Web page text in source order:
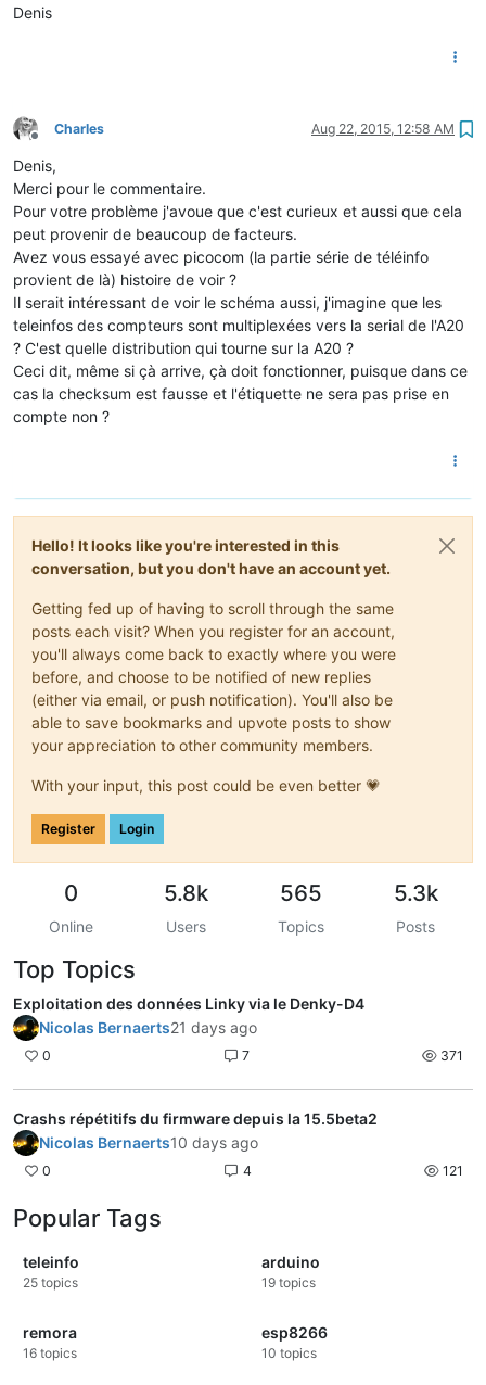
Denis
Offline
Charles Aug 22, 2015, 12:58 AM
Denis,
Merci pour le commentaire.
Pour votre problème j'avoue que c'est curieux et aussi que cela
peut provenir de beaucoup de facteurs.
Avez vous essayé avec picocom (la partie série de téléinfo
provient de là) histoire de voir ?
Il serait intéressant de voir le schéma aussi, j'imagine que les
teleinfos des compteurs sont multiplexées vers la serial de l'A20
? C'est quelle distribution qui tourne sur la A20 ?
Ceci dit, même si çà arrive, çà doit fonctionner, puisque dans ce
cas la checksum est fausse et l'étiquette ne sera pas prise en
compte non ?
Hello! It looks like you're interested in this
conversation, but you don't have an account yet.
Getting fed up of having to scroll through the same
posts each visit? When you register for an account,
you'll always come back to exactly where you were
before, and choose to be notified of new replies
(either via email, or push notification). You'll also be
able to save bookmarks and upvote posts to show
your appreciation to other community members.
With your input, this post could be even better 💗
Register Login
0
Online
5.8k
Users
565
Topics
5.3k
Posts
Top Topics
Exploitation des données Linky via le Denky-D4
Nicolas Bernaerts21 days ago
0 7 371
Crashs répétitifs du firmware depuis la 15.5beta2
Nicolas Bernaerts10 days ago
0 4 121
Popular Tags
teleinfo
25 topics
arduino
19 topics
remora
16 topics
esp8266
10 topics